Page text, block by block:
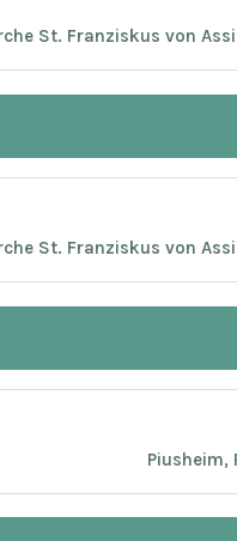
St. Franziskus von
St. Franziskus von